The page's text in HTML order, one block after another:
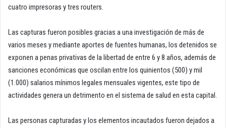
cuatro impresoras y tres routers.
Las capturas fueron posibles gracias a una investigación de más de
varios meses y mediante aportes de fuentes humanas, los detenidos se
exponen a penas privativas de la libertad de entre 6 y 8 años, además de
sanciones económicas que oscilan entre los quinientos (500) y mil
(1.000) salarios mínimos legales mensuales vigentes, este tipo de
actividades genera un detrimento en el sistema de salud en esta capital.
Las personas capturadas y los elementos incautados fueron dejados a